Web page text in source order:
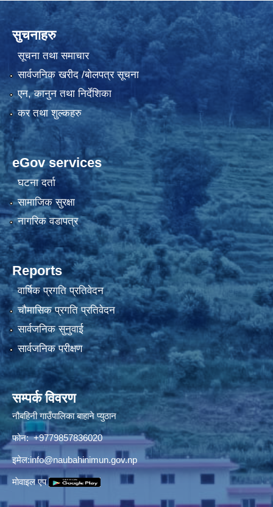
सुचनाहरु
सूचना तथा समाचार
सार्वजनिक खरीद /बोलपत्र सूचना
एन, कानुन तथा निर्देशिका
कर तथा शुल्कहरु
eGov services
घटना दर्ता
सामाजिक सुरक्षा
नागरिक वडापत्र
Reports
वार्षिक प्रगति प्रतिवेदन
चौमासिक प्रगति प्रतिवेदन
सार्वजनिक सुनुवाई
सार्वजनिक परीक्षण
सम्पर्क विवरण
नौबहिनी गाउँपालिका बाहाने प्युठान
फोन: +9779857836020
इमेल:info@naubahinimun.gov.np
माेवाइल एप